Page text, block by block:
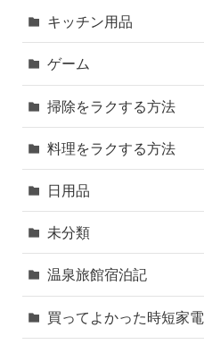
キッチン用品
ゲーム
掃除をラクする方法
料理をラクする方法
日用品
未分類
温泉旅館宿泊記
買ってよかった時短家電